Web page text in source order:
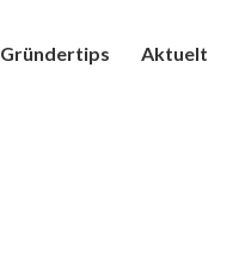
Gründertips Aktuelt